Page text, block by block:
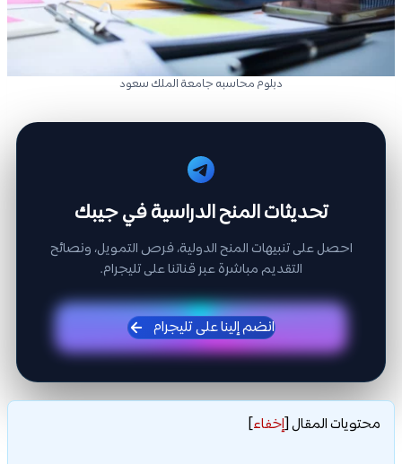
دبلوم محاسبه جامعة الملك سعود
تحديثات المنح الدراسية في جيبك
احصل على تنبيهات المنح الدولية، فرص التمويل، ونصائح
التقديم مباشرة عبر قناتنا على تليجرام.
انضم إلينا على تليجرام
محتويات المقال[إخفاء]